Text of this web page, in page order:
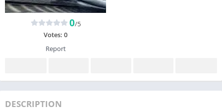
0/5
Votes: 0
Report
DESCRIPTION